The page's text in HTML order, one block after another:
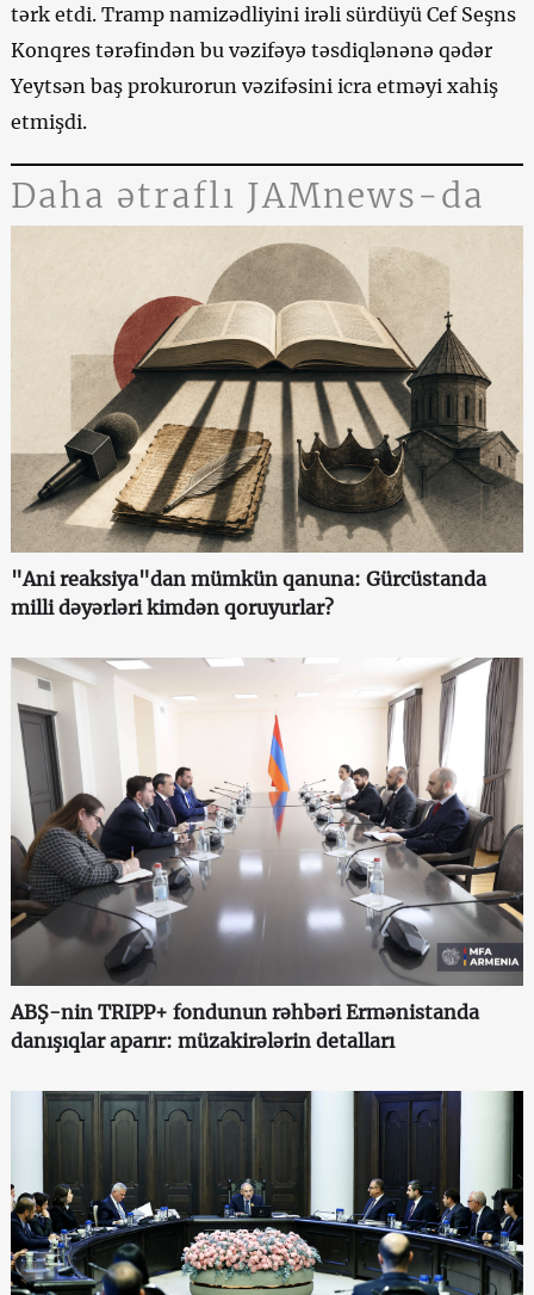
tərk etdi. Tramp namizədliyini irəli sürdüyü Cef Seşns
Konqres tərəfindən bu vəzifəyə təsdiqlənənə qədər
Yeytsən baş prokurorun vəzifəsini icra etməyi xahiş
etmişdi.
Daha ətraflı JAMnews-da
"Ani reaksiya"dan mümkün qanuna: Gürcüstanda
milli dəyərləri kimdən qoruyurlar?
ABŞ-nin TRIPP+ fondunun rəhbəri Ermənistanda
danışıqlar aparır: müzakirələrin detalları